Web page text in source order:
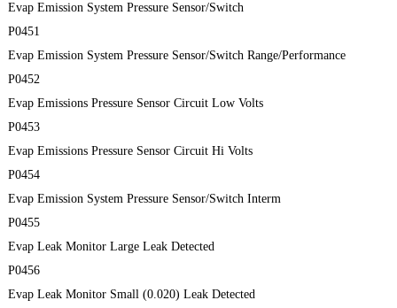
Evap Emission System Pressure Sensor/Switch
P0451
Evap Emission System Pressure Sensor/Switch Range/Performance
P0452
Evap Emissions Pressure Sensor Circuit Low Volts
P0453
Evap Emissions Pressure Sensor Circuit Hi Volts
P0454
Evap Emission System Pressure Sensor/Switch Interm
P0455
Evap Leak Monitor Large Leak Detected
P0456
Evap Leak Monitor Small (0.020) Leak Detected